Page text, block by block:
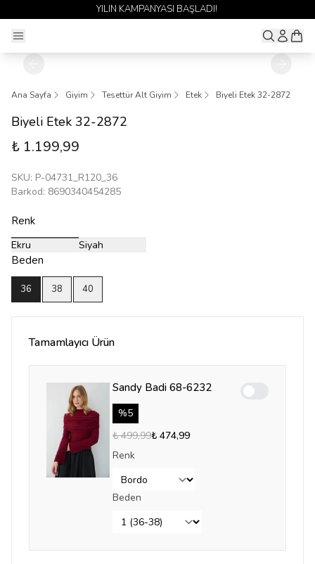
1 ALANA 1 BEDAVA YAYINDA
Ana Sayfa Giyim Tesettür Alt Giyim Etek Biyeli Etek 32-2872
Biyeli Etek 32-2872
₺ 1.199,99
SKU: P-04731_R120_36
Barkod: 8690340454285
Renk
Ekru Siyah
Beden
36 38 40
Tamamlayıcı Ürün
Sandy Badi 68-6232
%5
₺ 499,99₺ 474,99
Renk
Beden
Enable